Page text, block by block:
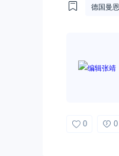
德国曼恩
0 0